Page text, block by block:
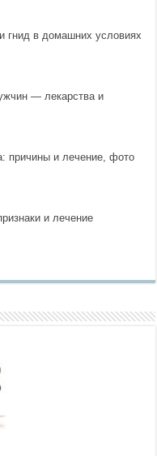
гнид в домашних условиях
— лекарства и
причины и лечение, фото
и лечение